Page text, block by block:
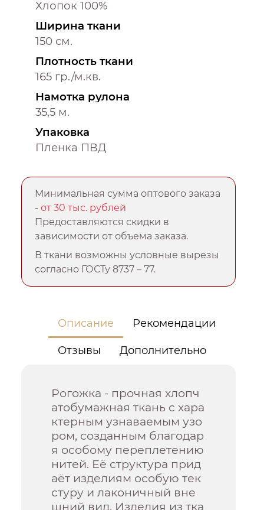
Хлопок 100%
Ширина ткани
150 см.
Плотность ткани
165 гр./м.кв.
Намотка рулона
35,5 м.
Упаковка
Пленка ПВД
Минимальная сумма оптового заказа
-от 30 тыс. рублей
Предоставляются скидки в
зависимости от объема заказа.
В ткани возможны условные вырезы
согласно ГОСТу 8737 – 77.
Описание Рекомендации
Отзывы Дополнительно
Рогожка - прочная хлопч
атобумажная ткань с хара
ктерным узнаваемым узо
ром, созданным благодар
я особому переплетению
нитей. Её структура прид
аёт изделиям особую тек
стуру и лаконичный вне
шний вид. Изделия из тка